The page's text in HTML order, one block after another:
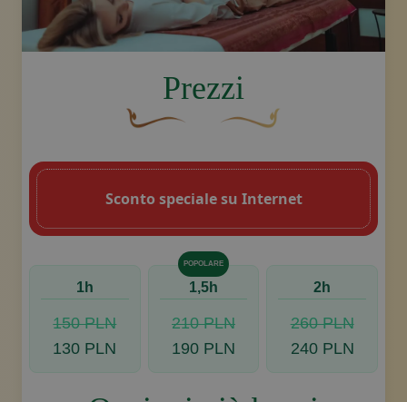
Prezzi
Sconto speciale su Internet
1h
150 PLN
130 PLN
POPOLARE
1,5h
210 PLN
190 PLN
2h
260 PLN
240 PLN